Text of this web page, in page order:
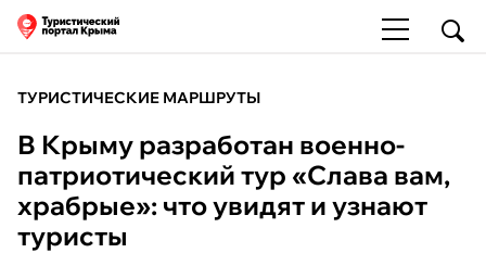
ТУРИСТИЧЕСКИЕ МАРШРУТЫ
В Крыму разработан военно-
патриотический тур «Слава вам,
храбрые»: что увидят и узнают
туристы